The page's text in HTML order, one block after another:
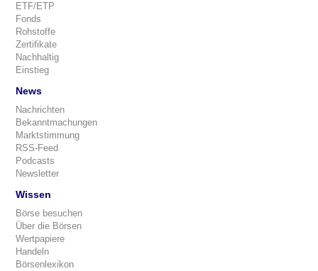
ETF/ETP
Fonds
Rohstoffe
Zertifikate
Nachhaltig
Einstieg
News
Nachrichten
Bekanntmachungen
Marktstimmung
RSS-Feed
Podcasts
Newsletter
Wissen
Börse besuchen
Über die Börsen
Wertpapiere
Handeln
Börsenlexikon